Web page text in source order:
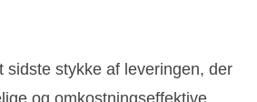
sidste stykke af leveringen, der
og omkostningseffektive